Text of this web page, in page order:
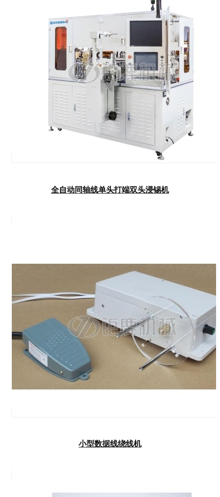
全自动同轴线单头打端双头浸锡机
小型数据线绕线机